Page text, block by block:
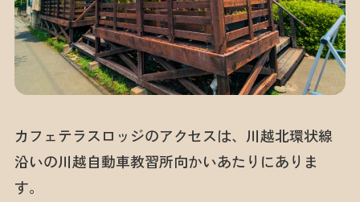
カフェテラスロッジのアクセスは、川越北環状線
沿いの川越自動車教習所向かいあたりにありま
す。